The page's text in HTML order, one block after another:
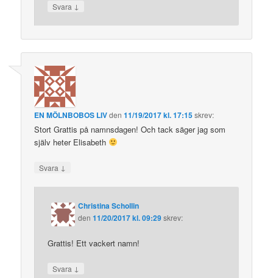
Svara ↓
EN MÖLNBOBOS LIVden11/19/2017 kl. 17:15skrev:
Stort Grattis på namnsdagen! Och tack säger jag som
själv heter Elisabeth
Svara ↓
Christina Schollin
den11/20/2017 kl. 09:29skrev:
Grattis! Ett vackert namn!
Svara ↓